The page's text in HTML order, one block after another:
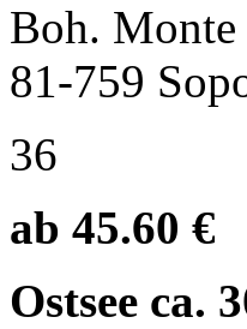
Boh. Monte
81-759
36
ab 45.60 €
Ostsee ca.